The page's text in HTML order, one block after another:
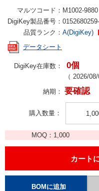
マルツコード： M1002-9880
DigiKey製品番号：
品質ランク： A(DigiKey)
データシート
DigiKey在庫数： 0個
（ 2026/
納期： 要確認
購入数量
MOQ： 1,000